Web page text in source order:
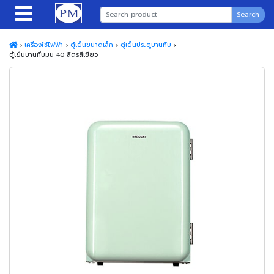
Search
เครื่องใช้ไฟฟ้า ตู้เย็นขนาดเล็ก
ตู้เย็นประตูบานทึบ
ตู้เย็นบานทึบมน 40 ลิตรสีเขียว